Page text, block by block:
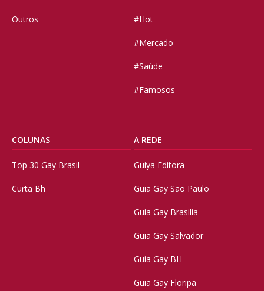
Outros #Hot
#Mercado
#Saúde
#Famosos
COLUNAS
Top 30 Gay Brasil
Curta Bh
A REDE
Guiya Editora
Guia Gay São Paulo
Guia Gay Brasilia
Guia Gay Salvador
Guia Gay BH
Guia Gay Floripa